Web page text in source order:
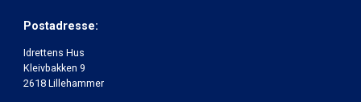
Postadresse:
Idrettens Hus
Kleivbakken 9
2618 Lillehammer